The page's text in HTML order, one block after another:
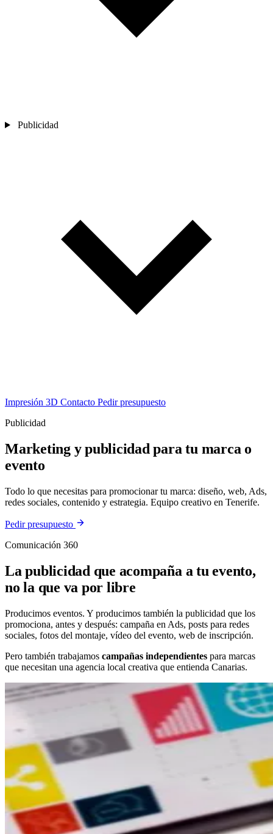
Publicidad
Impresión 3D Contacto Pedir presupuesto
Publicidad
Marketing y publicidad para tu marca o
evento
Todo lo que necesitas para promocionar tu marca: diseño, web, Ads,
redes sociales, contenido y estrategia. Equipo creativo en Tenerife.
Pedir presupuesto
Comunicación 360
La publicidad que acompaña a tu evento,
no la que va por libre
Producimos eventos. Y producimos también la publicidad que los
promociona, antes y después: campaña en Ads, posts para redes
sociales, fotos del montaje, vídeo del evento, web de inscripción.
Pero también trabajamos campañas independientes para marcas
que necesitan una agencia local creativa que entienda Canarias.